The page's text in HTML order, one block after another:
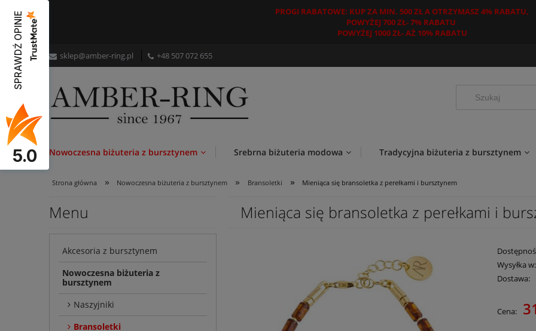
PROGI RABATOWE: KUP ZA MIN. 500 ZŁ A OTRZYMASZ 4% RABATU,
POWYŻEJ 700 ZŁ- 7% RABATU
POWYŻEJ 1000 ZŁ- AŻ 10% RABATU
sklep@amber-ring.pl +48 507 072 655
Nowoczesna biżuteria z bursztynem Srebrna biżuteria modowa Tradycyjna biżuteria z bursztynem
Strona główna » Nowoczesna biżuteria z bursztynem » Bransoletki » Mieniąca się bransoletka z perełkami i bursztynem
Menu
Akcesoria z bursztynem
Nowoczesna biżuteria z
bursztynem
Naszyjniki
Bransoletki
Mieniąca się bransoletka z perełkami i
Wysyłka w:
Dostawa:
Cena nie
Cena:
SPRAWDŹ OPINIE
5.0